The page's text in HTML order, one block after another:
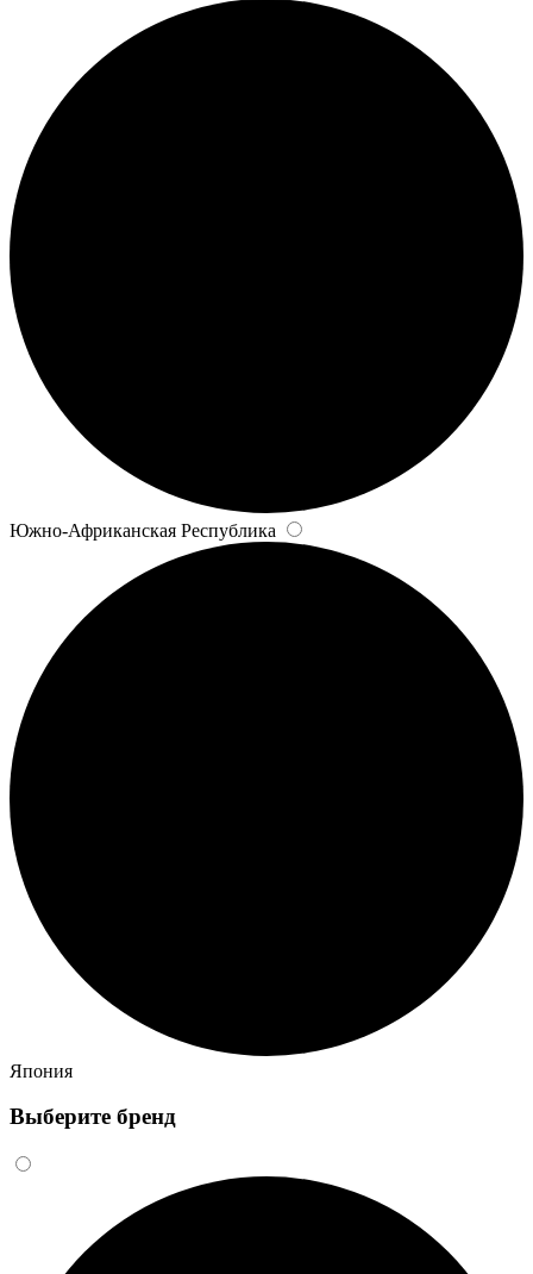
Южно-Африканская Республика
Япония
Выберите бренд